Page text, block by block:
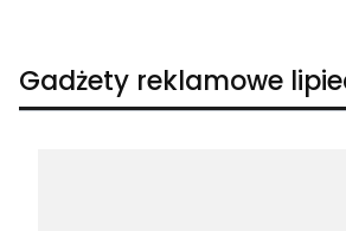
Gadżety reklamowe